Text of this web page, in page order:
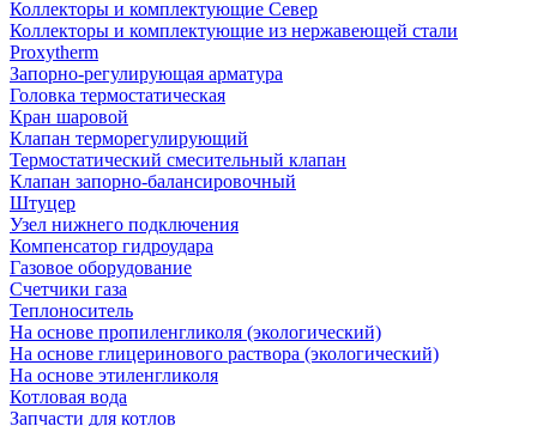
Коллекторы и комплектующие Север
Коллекторы и комплектующие из нержавеющей стали
Proxytherm
Запорно-регулирующая арматура
Головка термостатическая
Кран шаровой
Клапан терморегулирующий
Термостатический смесительный клапан
Клапан запорно-балансировочный
Штуцер
Узел нижнего подключения
Компенсатор гидроудара
Газовое оборудование
Счетчики газа
Теплоноситель
На основе пропиленгликоля (экологический)
На основе глицеринового раствора (экологический)
На основе этиленгликоля
Котловая вода
Запчасти для котлов